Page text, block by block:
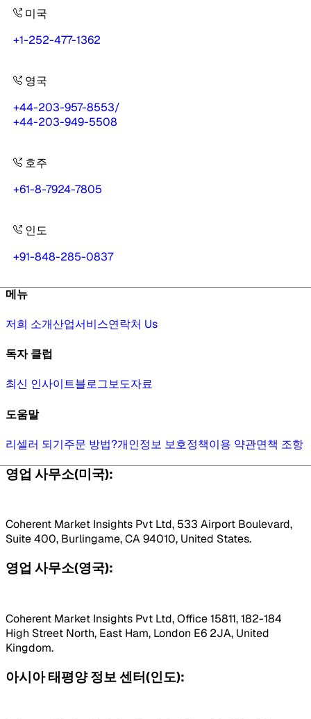
미국
+1-252-477-1362
영국
+44-203-957-8553/
+44-203-949-5508
호주
+61-8-7924-7805
인도
+91-848-285-0837
메뉴
저희 소개산업서비스연락처 Us
독자 클럽
최신 인사이트블로그보도자료
도움말
리셀러 되기주문 방법?개인정보 보호정책이용 약관면책 조항
영업 사무소(미국):
Coherent Market Insights Pvt Ltd, 533 Airport Boulevard,
Suite 400, Burlingame, CA 94010, United States.
영업 사무소(영국):
Coherent Market Insights Pvt Ltd, Office 15811, 182-184
High Street North, East Ham, London E6 2JA, United
Kingdom.
아시아 태평양 정보 센터(인도):